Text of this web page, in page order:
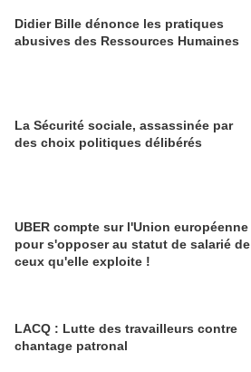
Didier Bille dénonce les pratiques
abusives des Ressources Humaines
La Sécurité sociale, assassinée par
des choix politiques délibérés
UBER compte sur l'Union européenne
pour s'opposer au statut de salarié de
ceux qu'elle exploite !
LACQ : Lutte des travailleurs contre
chantage patronal